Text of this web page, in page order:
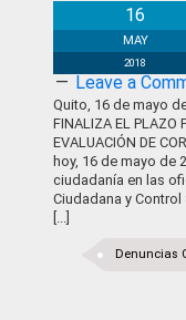
Hoy
denuncias
16
MAY
2018
Leave a
Quito, 16 de mayo
FINALIZA EL PLAZO
EVALUACIÓN DE
hoy, 16 de mayo de
ciudadanía en las
Ciudadana y Control
[...]
Denuncias